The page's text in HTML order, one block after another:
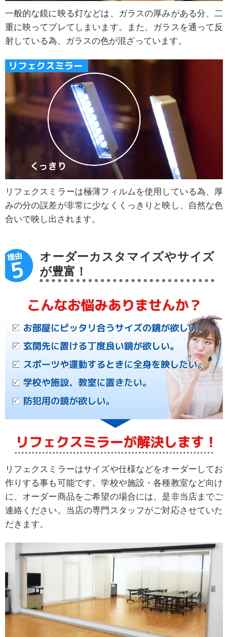
一般的な鏡に映る灯などは、ガラスの厚みがある分、二
重に映ってブレてしまいます。また、ガラスを通って反
射している為、ガラスの色が混ざっています。
リフェクスミラーは極薄フィルムを使用している為、厚
みの分の誤差が非常に少なくくっきりと映し、自然な色
合いで映し出されます。
オーダーカスタマイズやサイズ
が豊富！
リフェクスミラーはサイズや仕様などをオーダーしてお
作りする事も可能です。学校や施設・各種教室など向け
に、オーダー商品をご希望の場合には、是非当店までご
連絡ください。当店の専門スタッフがご対応させていた
だきます。